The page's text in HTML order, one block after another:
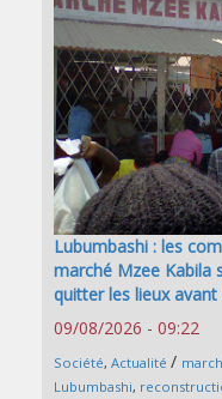
Lubumbashi : les
marché Mzee Kabila
quitter les lieux
09/08/2026 - 09:22
Société, Actualité /
Lubumbashi,